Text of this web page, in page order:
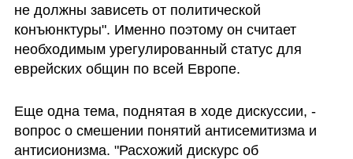
не должны зависеть от политической
конъюнктуры". Именно поэтому он считает
необходимым урегулированный статус для
еврейских общин по всей Европе.
Еще одна тема, поднятая в ходе дискуссии, -
вопрос о смешении понятий антисемитизма и
антисионизма. "Расхожий дискурс об